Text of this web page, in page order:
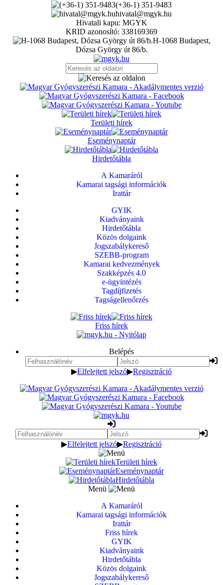
(+36-1) 351-9483
hivatal@mgyk.hu
Hivatali kapu: MGYK
KRID azonosító: 338169369
H-1068 Budapest,
Dózsa György út 86/b.
Területi hírek
Eseménynaptár
Hirdetőtábla
A Kamaráról
Kamarai tagsági információk
Irattár
GYIK
Kiadványaink
Hirdetőtábla
Közös dolgaink
Jogszabálykereső
SZEBB-program
Kamarai kedvezmények
Szakképzés 4.0
e-ügyintézés
Tagdíjfizetés
Tagságellenőrzés
Friss hírek
Belépés
▶Elfelejtett jelszó▶Regisztráció
▶Elfelejtett jelszó▶Regisztráció
Területi hírek
Eseménynaptár
Hirdetőtábla
Menü
A Kamaráról
Kamarai tagsági információk
Irattár
Friss hírek
GYIK
Kiadványaink
Hirdetőtábla
Közös dolgaink
Jogszabálykereső